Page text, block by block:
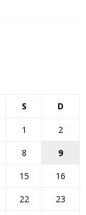
S D
1
2
8
9
15
16
22
23